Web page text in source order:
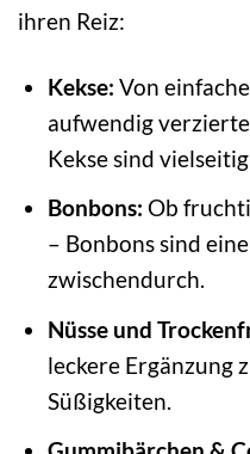
ihren Reiz:
Kekse: Von
aufwendig
Kekse sind
Bonbons: Ob
– Bonbons sind
zwischendurch.
Nüsse und
leckere Ergänzung
Süßigkeiten.